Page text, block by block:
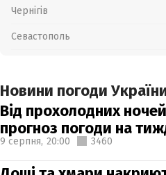
Чернігів
Севастополь
Новини погоди
Від прохолодних
прогноз погоди на
9 серпня, 20:00 3460